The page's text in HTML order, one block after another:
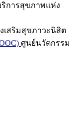
การสุขภาพแห่ง
เสริมสุขภาวะนิสิต
ศูนย์นวัตกรรม